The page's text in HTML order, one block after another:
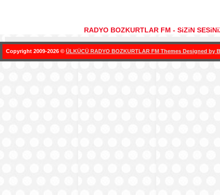
RADYO BOZKURTLAR FM - SiZiN
Copyright 2009-2026 © ÜLKÜCÜ RADYO BOZKURTLAR FM Themes Designed by